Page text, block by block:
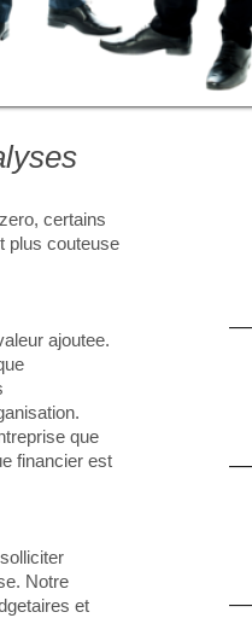
certains
plus couteuse
ajoutee.
que
financier est
Notre
et